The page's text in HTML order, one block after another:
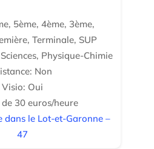
5ème, 4ème, 3ème,
Terminale, SUP
Physique-Chimie
Non
Visio: Oui
30 euros/heure
dans le Lot-et-Garonne –
47